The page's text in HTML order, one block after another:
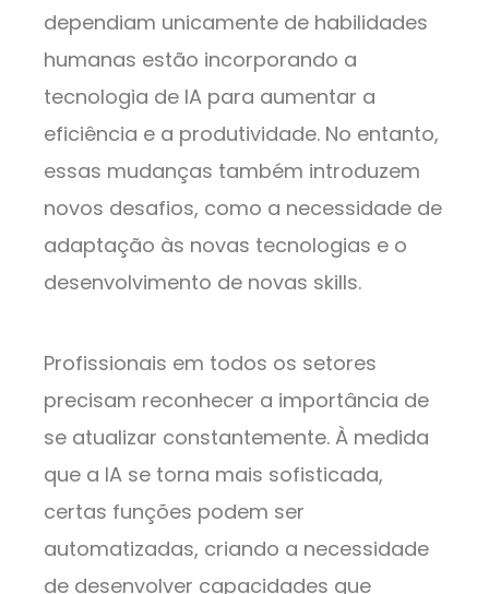
dependiam unicamente de habilidades
humanas estão incorporando a
tecnologia de IA para aumentar a
eficiência e a produtividade. No entanto,
essas mudanças também introduzem
novos desafios, como a necessidade de
adaptação às novas tecnologias e o
desenvolvimento de novas skills.
Profissionais em todos os setores
precisam reconhecer a importância de
se atualizar constantemente. À medida
que a IA se torna mais sofisticada,
certas funções podem ser
automatizadas, criando a necessidade
de desenvolver capacidades que